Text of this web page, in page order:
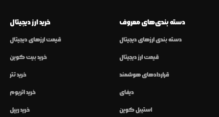
خرید ارز دیجیتال
قیمت ارزهای دیجیتال
خرید بیت کوین
خرید تتر
خرید اتریوم
خرید ریپل
دسته بندی‌های معروف
دسته بندی ارزهای دیجیتال
قیمت ارز دیجیتال
قراردادهای هوشمند
دیفای
استیبل کوین